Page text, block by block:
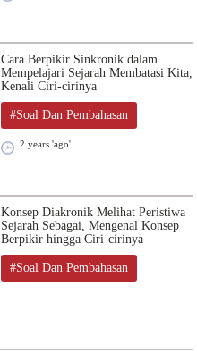
Cara Berpikir Sinkronik dalam
Mempelajari Sejarah Membatasi Kita,
Kenali Ciri-cirinya
#Soal Dan Pembahasan
2 years 'ago'
Konsep Diakronik Melihat Peristiwa
Sejarah Sebagai, Mengenal Konsep
Berpikir hingga Ciri-cirinya
#Soal Dan Pembahasan